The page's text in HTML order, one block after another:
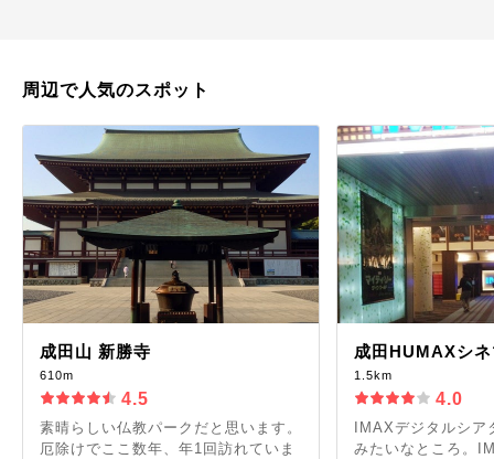
周辺で人気のスポット
成田山 新勝寺
610m
4.5
素晴らしい仏教パークだと思います。
厄除けでここ数年、年1回訪れていま
成田HUMAXシ
1.5km
4.0
IMAXデジタルシ
みたいなところ。